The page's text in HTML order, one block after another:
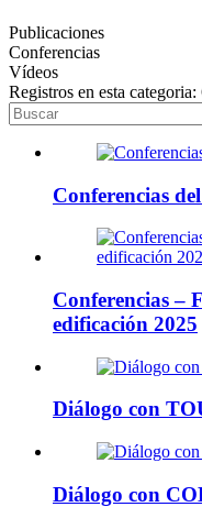
Publicaciones
Conferencias
Vídeos
Registros en esta
Conferencias
Conferencias –
edificación 2025
Diálogo con
Diálogo con